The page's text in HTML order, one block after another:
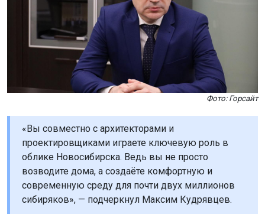
Фото: Горсайт
«Вы совместно с архитекторами и
проектировщиками играете ключевую роль в
облике Новосибирска. Ведь вы не просто
возводите дома, а создаёте комфортную и
современную среду для почти двух миллионов
сибиряков», — подчеркнул Максим Кудрявцев.